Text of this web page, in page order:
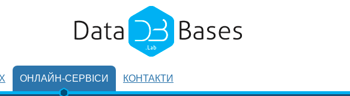
ОНЛАЙН-СЕРВІСИ КОНТАКТИ